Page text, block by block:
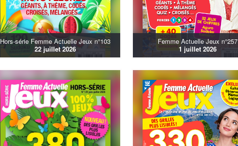
Hors-série Femme Actuelle Jeux n°103
22 juillet 2026
Femme Actuelle Jeux n°257
1 juillet 2026